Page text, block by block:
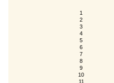
1
2
3
4
5
6
7
8
9
10
11